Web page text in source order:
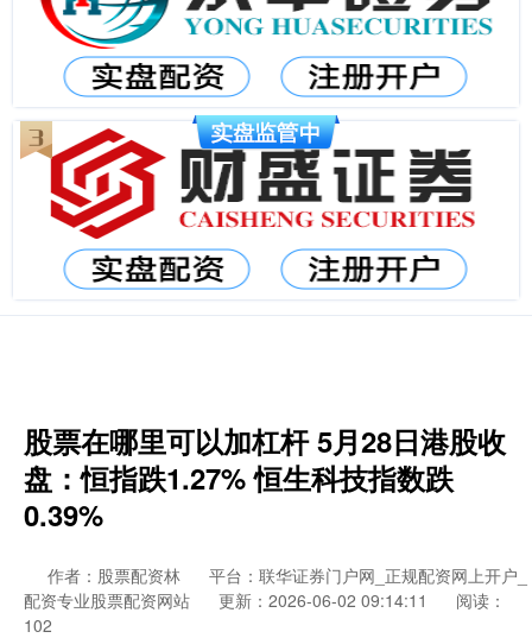
股票在哪里可以加杠杆 5月28日港股收
盘：恒指跌1.27% 恒生科技指数跌
0.39%
作者：股票配资林
平台：联华证券门户网_正规配资网上开户_
配资专业股票配资网站
更新：2026-06-02 09:14:11
阅读：
102